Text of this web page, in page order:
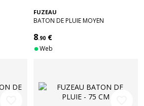
FUZEAU
BATON DE PLUIE MOYEN
8.90 €
Web